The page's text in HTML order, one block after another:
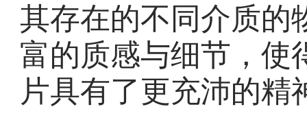
其存在的不同介质的
富的质感与细节，使
片具有了更充沛的精